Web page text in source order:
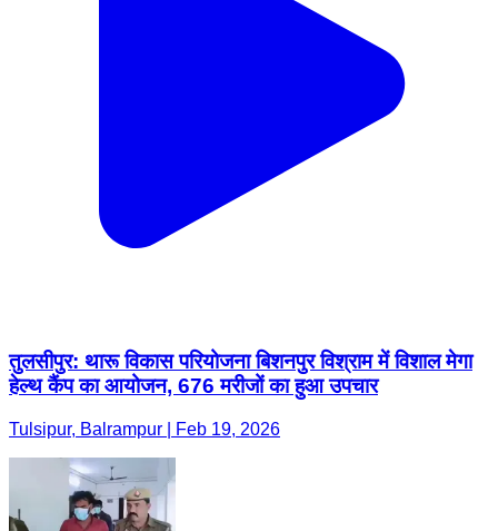
तुलसीपुर: थारू विकास परियोजना बिशनपुर विश्राम में विशाल मेगा
हेल्थ कैंप का आयोजन, 676 मरीजों का हुआ उपचार
Tulsipur, Balrampur | Feb 19, 2026